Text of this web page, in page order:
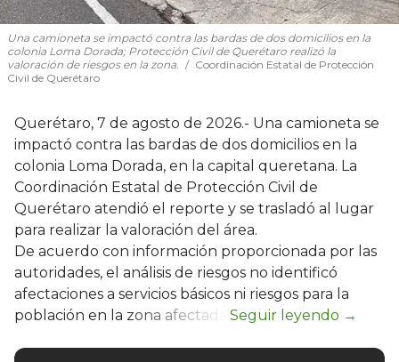
Una camioneta se impactó contra las bardas de dos domicilios en la
colonia Loma Dorada; Protección Civil de Querétaro realizó la
valoración de riesgos en la zona.
Coordinación Estatal de Protección
Civil de Querétaro
Querétaro, 7 de agosto de 2026.- Una camioneta se
impactó contra las bardas de dos domicilios en la
colonia Loma Dorada, en la capital queretana. La
Coordinación Estatal de Protección Civil de
Querétaro atendió el reporte y se trasladó al lugar
para realizar la valoración del área.
De acuerdo con información proporcionada por las
autoridades, el análisis de riesgos no identificó
afectaciones a servicios básicos ni riesgos para la
población en la zona afectada.